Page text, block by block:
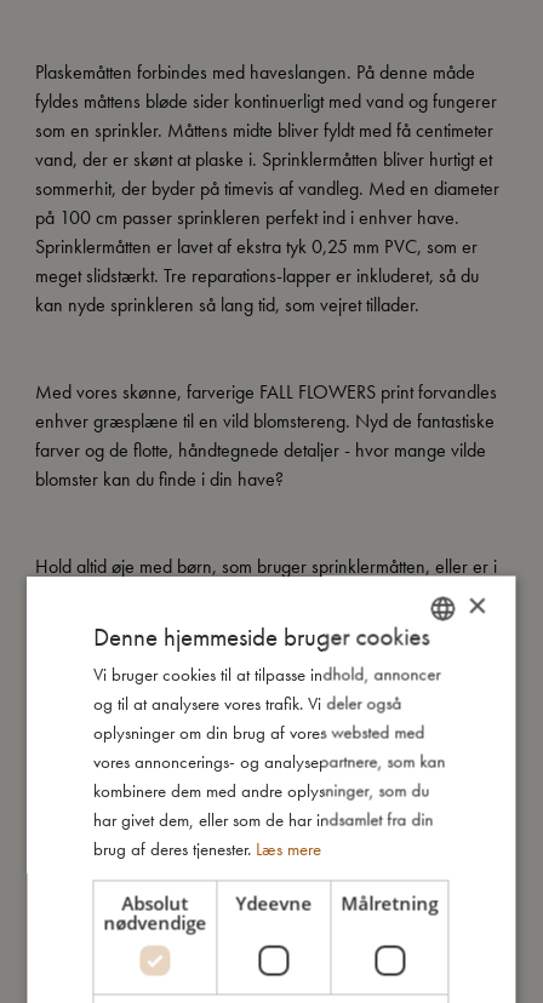
Plaskemåtten forbindes med haveslangen. På denne måde
fyldes måttens bløde sider kontinuerligt med vand og fungerer
som en sprinkler. Måttens midte bliver fyldt med få centimeter
vand, der er skønt at plaske i. Sprinklermåtten bliver hurtigt et
sommerhit, der byder på timevis af vandleg. Med en diameter
på 100 cm passer sprinkleren perfekt ind i enhver have.
Sprinklermåtten er lavet af ekstra tyk 0,25 mm PVC, som er
meget slidstærkt. Tre reparations-lapper er inkluderet, så du
kan nyde sprinkleren så lang tid, som vejret tillader.
Med vores skønne, farverige FALL FLOWERS print forvandles
enhver græsplæne til en vild blomstereng. Nyd de fantastiske
farver og de flotte, håndtegnede detaljer - hvor mange vilde
blomster kan du finde i din have?
Hold altid øje med børn, som bruger sprinklermåtten, eller er i
nærheden af den. Tøm altid sprinklermåtten efter brug.
Alle vores badeprodukter er grundigt testet og godkendt i
henhold til den europæiske standard EN-71 samt CE-
mærkede.
Så stor er jeg
Jeg er lavet af
Sådan plejer du mig
DANISH
GERMAN
×
Denne hjemmeside bruger cookies
Vi bruger cookies til at tilpasse indhold, annoncer
og til at analysere vores trafik. Vi deler også
oplysninger om din brug af vores websted med
vores annoncerings- og analysepartnere, som kan
kombinere dem med andre oplysninger, som du
har givet dem, eller som de har indsamlet fra din
brug af deres tjenester. Læs mere
Absolut
nødvendige
Ydeevne Målretning